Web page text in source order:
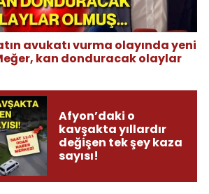
avukatı vurma olayında yeni
kan donduracak olaylar
Afyon’daki o
kavşakta yıllardır
değişen tek şey kaza
sayısı!